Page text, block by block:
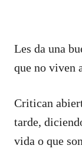
Les da una
que no viven
Critican
tarde,
vida o que